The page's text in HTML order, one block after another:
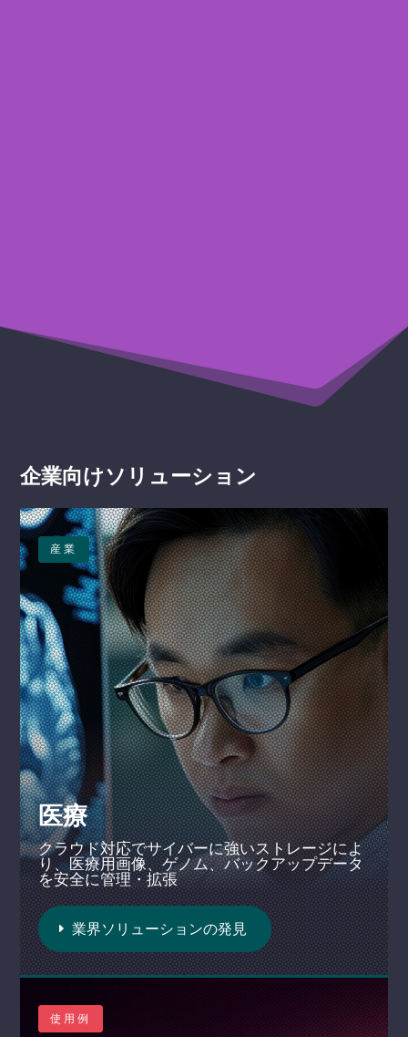
企業向けソリューション
産業
医療
クラウド対応でサイバーに強いストレージによ
り、医療用画像、ゲノム、バックアップデータ
を安全に管理・拡張
業界ソリューションの発見
使用例